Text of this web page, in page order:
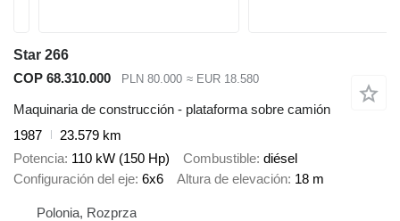
Star 266
COP 68.310.000
PLN 80.000 ≈ EUR 18.580
Maquinaria de construcción - plataforma sobre camión
1987
23.579 km
Potencia 110 kW (150 Hp) Combustible diésel
Configuración del eje 6x6 Altura de elevación 18 m
Polonia, Rozprza